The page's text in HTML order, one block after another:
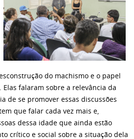
do machismo e o papel
falaram sobre a relevância da
de se promover essas discussões
que falar cada vez mais e,
dessa idade que ainda estão
crítico e social sobre a situação dela